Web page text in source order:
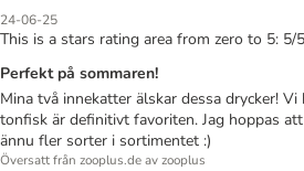
24-06-25
This is a stars rating area from zero to 5: 5/5
Perfekt på sommaren!
Mina två innekatter älskar dessa drycker!
tonfisk är definitivt favoriten. Jag hoppas
ännu fler sorter i sortimentet :)
Översatt från zooplus.de av zooplus